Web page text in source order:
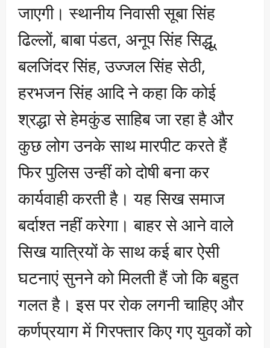
जाएगी। स्थानीय निवासी सूबा सिंह
ढिल्लों, बाबा पंडत, अनूप सिंह सिद्धू,
बलजिंदर सिंह, उज्जल सिंह सेठी,
हरभजन सिंह आदि ने कहा कि कोई
श्रद्धा से हेमकुंड साहिब जा रहा है और
कुछ लोग उनके साथ मारपीट करते हैं
फिर पुलिस उन्हीं को दोषी बना कर
कार्यवाही करती है। यह सिख समाज
बर्दाश्त नहीं करेगा। बाहर से आने वाले
सिख यात्रियों के साथ कई बार ऐसी
घटनाएं सुनने को मिलती हैं जो कि बहुत
गलत है। इस पर रोक लगनी चाहिए और
कर्णप्रयाग में गिरफ्तार किए गए युवकों को